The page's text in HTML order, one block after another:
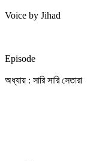
Voice by Jihad
Episode
অধ্যায় : সারি সারি সেতারা